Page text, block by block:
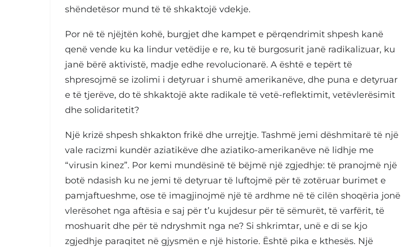
shëndetësor mund të të shkaktojë vdekje.
Por në të njëjtën kohë, burgjet dhe kampet e përqendrimit shpesh kanë
qenë vende ku ka lindur vetëdije e re, ku të burgosurit janë radikalizuar, ku
janë bërë aktivistë, madje edhe revolucionarë. A është e tepërt të
shpresojmë se izolimi i detyruar i shumë amerikanëve, dhe puna e detyruar
e të tjerëve, do të shkaktojë akte radikale të vetë-reflektimit, vetëvlerësimit
dhe solidaritetit?
Një krizë shpesh shkakton frikë dhe urrejtje. Tashmë jemi dëshmitarë të një
vale racizmi kundër aziatikëve dhe aziatiko-amerikanëve në lidhje me
“virusin kinez”. Por kemi mundësinë të bëjmë një zgjedhje: të pranojmë një
botë ndasish ku ne jemi të detyruar të luftojmë për të zotëruar burimet e
pamjaftueshme, ose të imagjinojmë një të ardhme në të cilën shoqëria jonë
vlerësohet nga aftësia e saj për t’u kujdesur për të sëmurët, të varfërit, të
moshuarit dhe për të ndryshmit nga ne? Si shkrimtar, unë e di se kjo
zgjedhje paraqitet në gjysmën e një historie. Është pika e kthesës. Një